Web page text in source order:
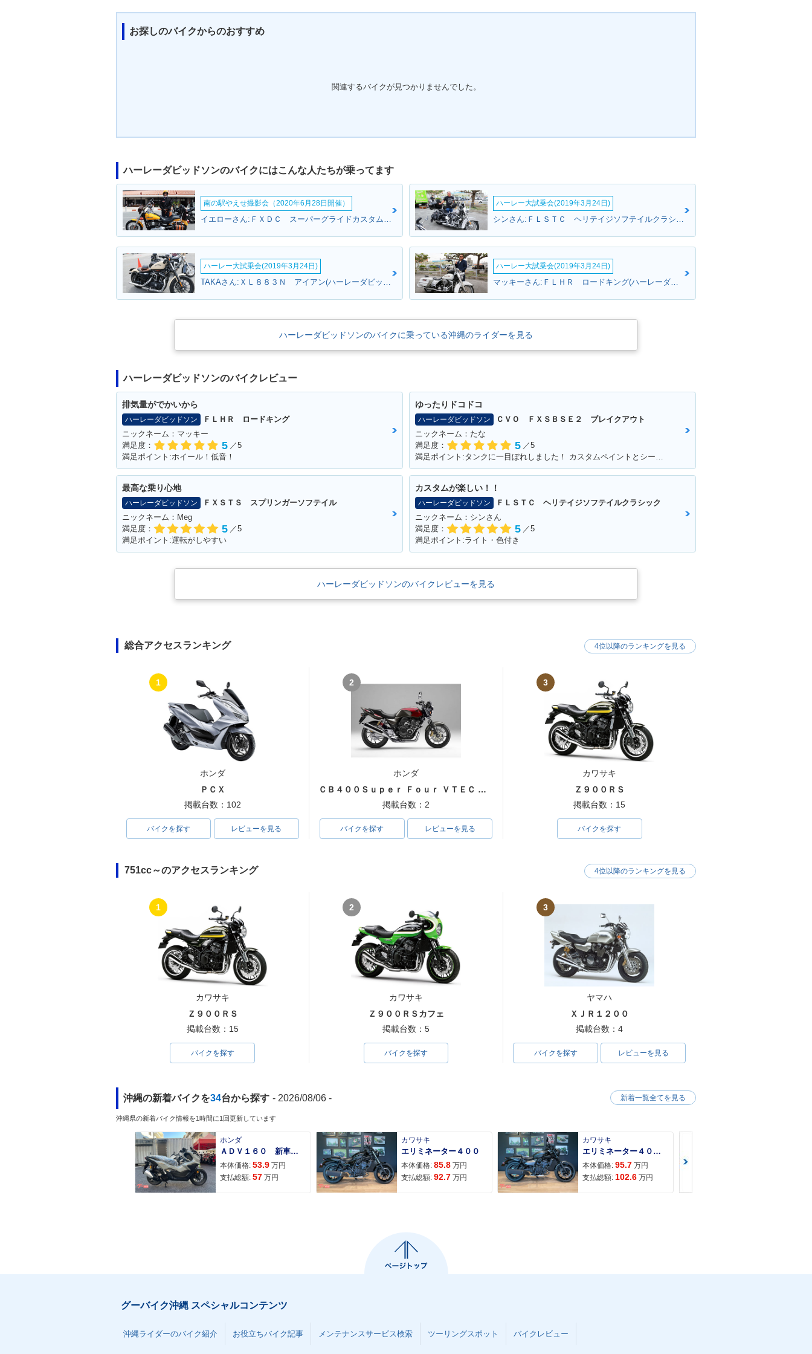
お探しのバイクからのおすすめ
関連するバイクが見つかりませんでした。
ハーレーダビッドソンのバイクにはこんな人たちが乗ってます
南の駅やえせ撮影会（2020年6月28日開催）
イエローさん:ＦＸＤＣ スーパーグライドカスタム(ハーレーダビッドソン)
ハーレー大試乗会(2019年3月24日)
シンさん:ＦＬＳＴＣ ヘリテイジソフテイルクラシック(ハーレーダビッドソン)
ハーレー大試乗会(2019年3月24日)
TAKAさん:ＸＬ８８３Ｎ アイアン(ハーレーダビッドソン)
ハーレー大試乗会(2019年3月24日)
マッキーさん:ＦＬＨＲ ロードキング(ハーレーダビッドソン)
ハーレーダビッドソンのバイクに乗っている沖縄のライダーを見る
ハーレーダビッドソンのバイクレビュー
排気量がでかいから
ハーレーダビッドソン
ＦＬＨＲ ロードキング
ニックネーム：マッキー
満足度：
5 ／5
満足ポイント:ホイール！低音！
ゆったりドコドコ
ハーレーダビッドソン
ＣＶＯ ＦＸＳＢＳＥ２ ブレイクアウト
ニックネーム：たな
満足度：
5 ／5
満足ポイント:タンクに一目ぼれしました！ カスタムペイントとシートもお気に入り！
最高な乗り心地
ハーレーダビッドソン
ＦＸＳＴＳ スプリンガーソフテイル
ニックネーム：Meg
満足度：
5 ／5
満足ポイント:運転がしやすい
カスタムが楽しい！！
ハーレーダビッドソン
ＦＬＳＴＣ ヘリテイジソフテイルクラシック
ニックネーム：シンさん
満足度：
5 ／5
満足ポイント:ライト・色付き
ハーレーダビッドソンのバイクレビューを見る
総合アクセスランキング
1
ホンダ
ＰＣＸ
掲載台数：102
バイクを探す レビューを見る
2
ホンダ
ＣＢ４００Ｓｕｐｅｒ Ｆｏｕｒ ＶＴＥＣ ＳＰＥＣ３
掲載台数：2
バイクを探す レビューを見る
3
カワサキ
Ｚ９００ＲＳ
掲載台数：15
バイクを探す
4位以降のランキングを見る
751cc～のアクセスランキング
1
カワサキ
Ｚ９００ＲＳ
掲載台数：15
バイクを探す
2
カワサキ
Ｚ９００ＲＳカフェ
掲載台数：5
バイクを探す
3
ヤマハ
ＸＪＲ１２００
掲載台数：4
バイクを探す レビューを見る
4位以降のランキングを見る
沖縄の新着バイクを34台から探す - 2026/08/06 -
沖縄県の新着バイク情報を1時間に1回更新しています
ホンダ
ＡＤＶ１６０ 新車 ２０２６年最新モデル パールスモーキーグレー スマートキー ２９Ｌメットイン ＵＳＢ Ｔｙｐｅ−Ｃ装備
本体価格: 53.9 万円
支払総額: 57 万円
カワサキ
エリミネーター４００
本体価格: 85.8 万円
支払総額: 92.7 万円
カワサキ
エリミネーター４００ＳＥ
本体価格: 95.7 万円
支払総額: 102.6 万円
新着一覧全てを見る
グーバイク沖縄 スペシャルコンテンツ
沖縄ライダーのバイク紹介 お役立ちバイク記事 メンテナンスサービス検索 ツーリングスポット バイクレビュー